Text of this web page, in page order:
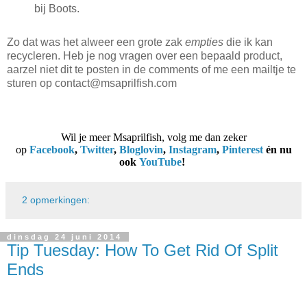
bij Boots.
Zo dat was het alweer een grote zak empties die ik kan
recycleren. Heb je nog vragen over een bepaald product,
aarzel niet dit te posten in de comments of me een mailtje te
sturen op contact@msaprilfish.com
Wil je meer Msaprilfish, volg me dan zeker
op Facebook, Twitter, Bloglovin, Instagram, Pinterestén nu
ook YouTube!
2 opmerkingen:
dinsdag 24 juni 2014
Tip Tuesday: How To Get Rid Of Split
Ends